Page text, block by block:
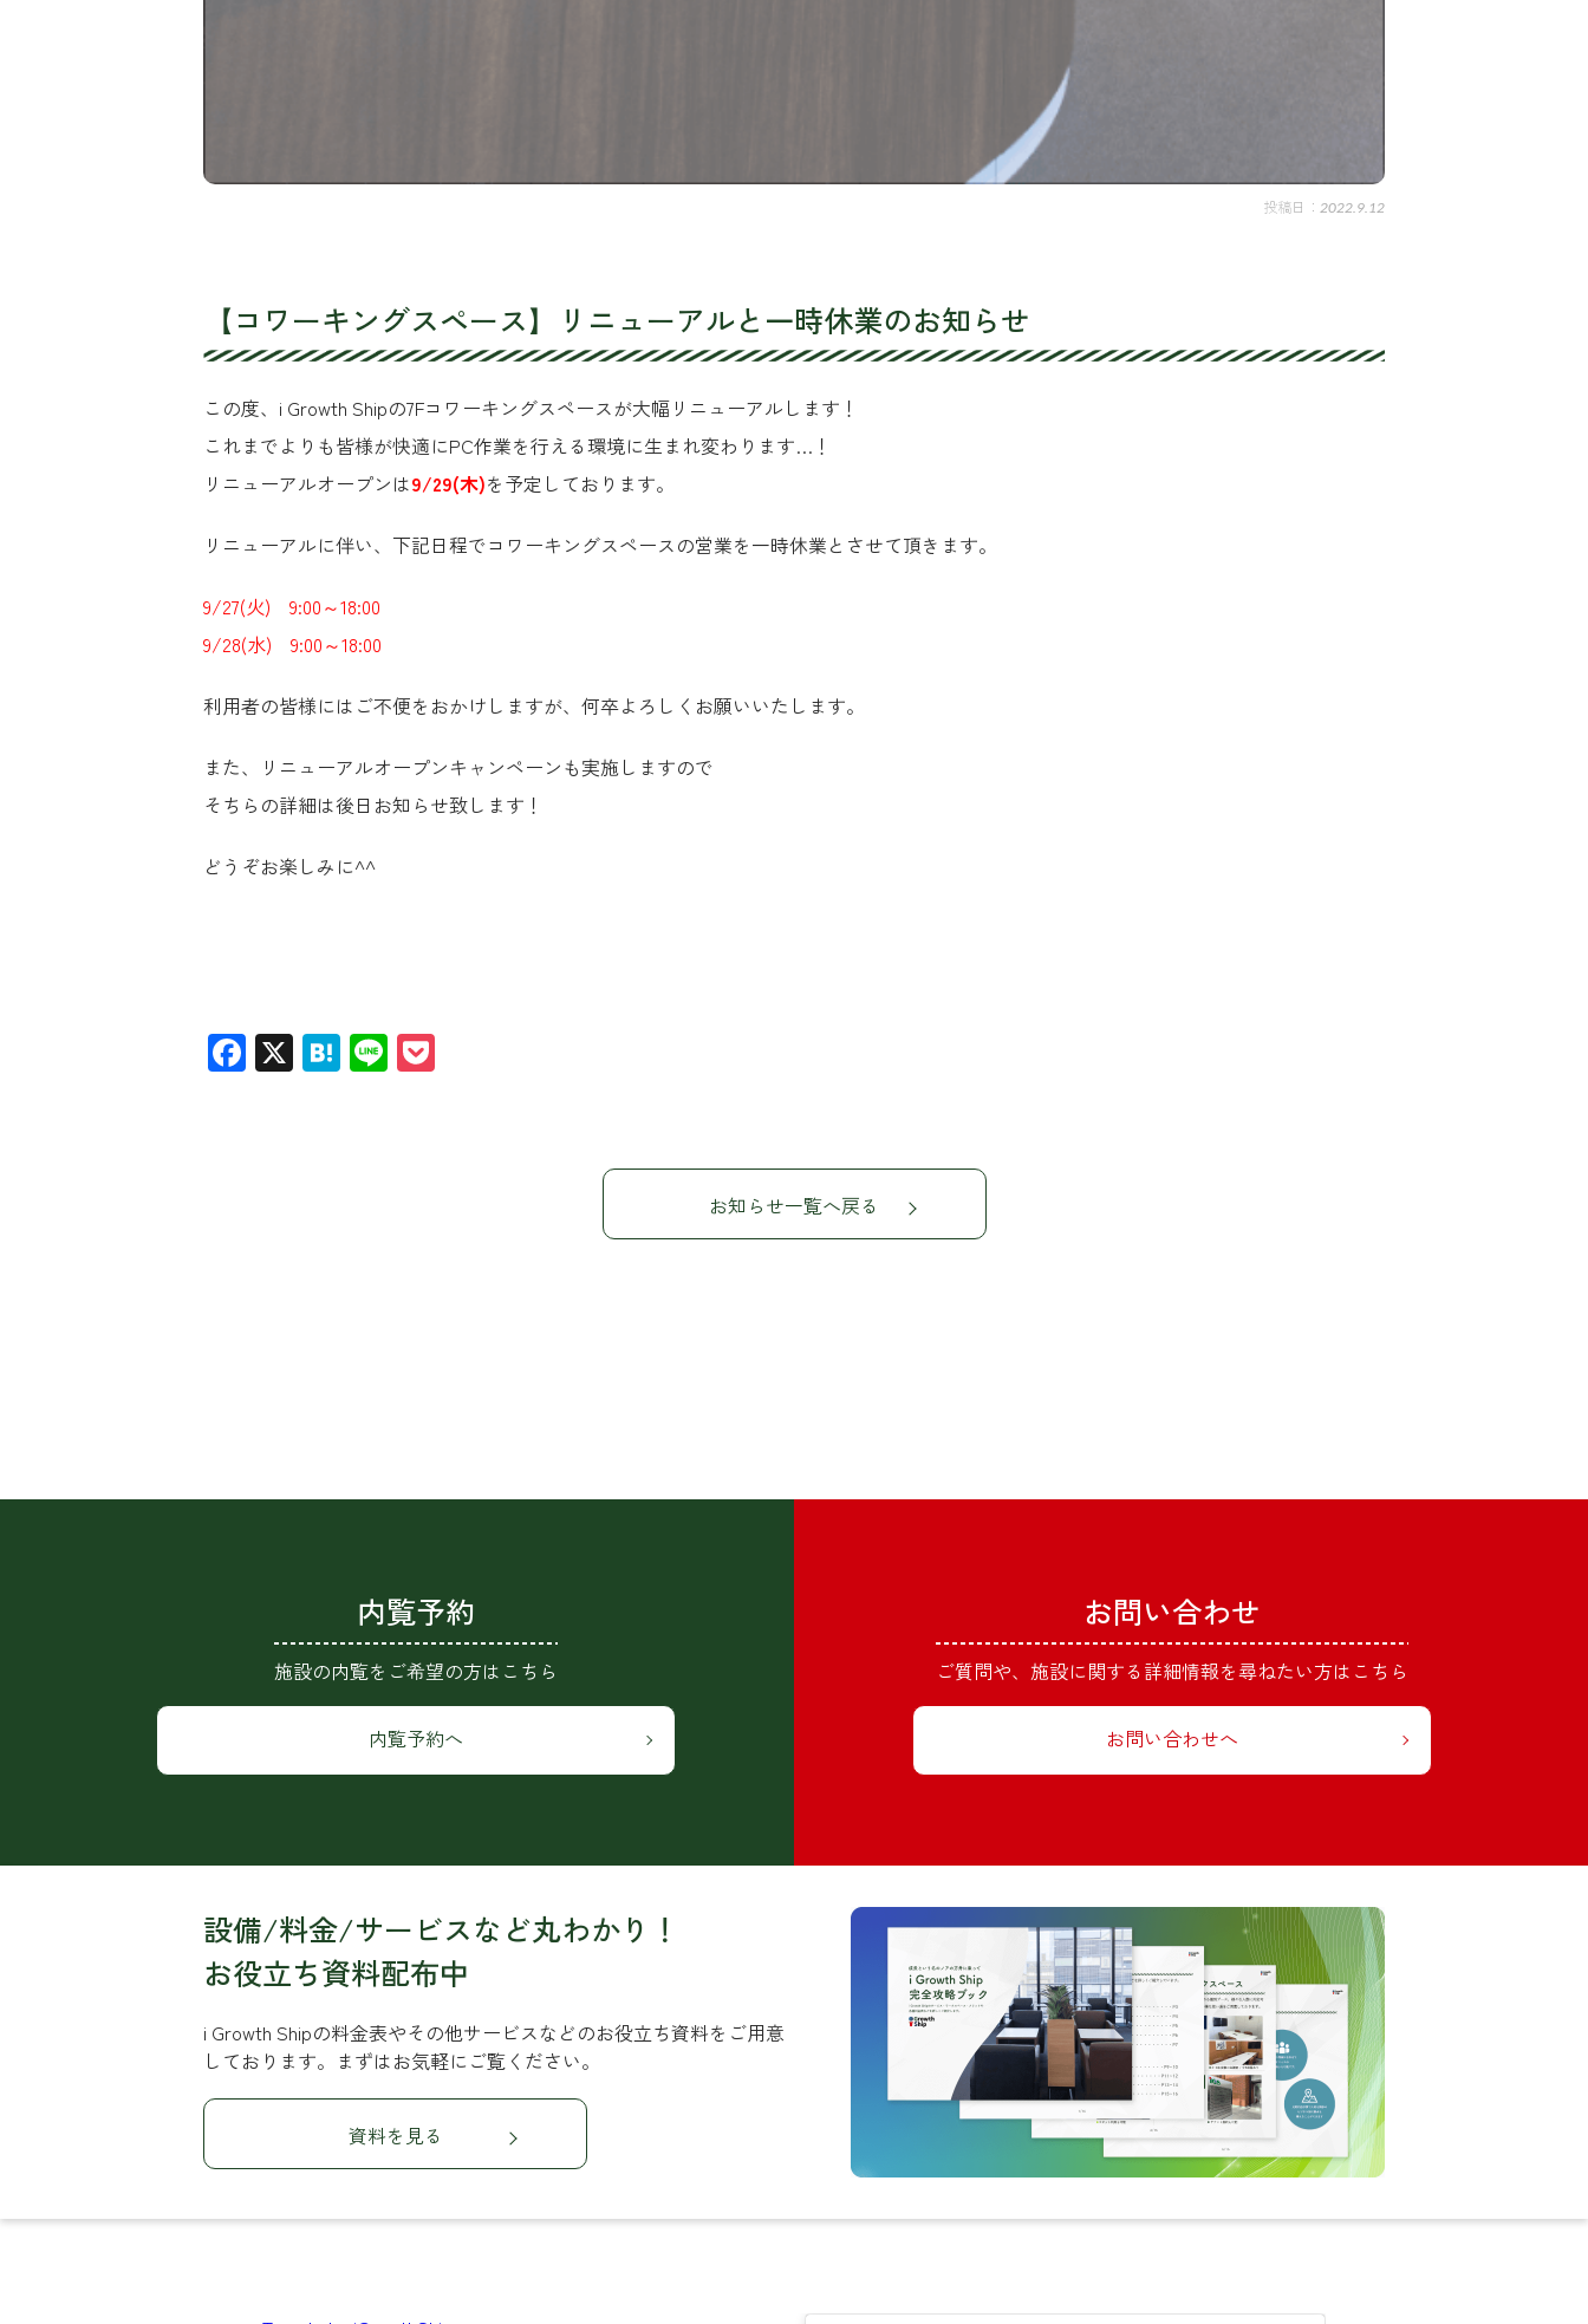
2022.9.12
【コワーキングスペース】リニューアルと一時休業のお知らせ
この度、i Growth Shipの7Fコワーキングスペースが大幅リニューアルします！
これまでよりも皆様が快適にPC作業を行える環境に生まれ変わります…！
リニューアルオープンは9/29(木)を予定しております。
リニューアルに伴い、下記日程でコワーキングスペースの営業を一時休業とさせて頂きます。
9/27(火) 9:00～18:00
9/28(水) 9:00～18:00
利用者の皆様にはご不便をおかけしますが、何卒よろしくお願いいたします。
また、リニューアルオープンキャンペーンも実施しますので
そちらの詳細は後日お知らせ致します！
どうぞお楽しみに^^
Facebook
X Hatena
Line
お知らせ一覧へ戻る
内覧予約
施設の内覧をご希望の方はこちら
内覧予約へ
お問い合わせ
ご質問や、施設に関する詳細情報を尋ねたい方はこちら
お問い合わせへ
設備/料金/サービスなど丸わかり！
お役立ち資料配布中
i Growth Shipの料金表やその他サービスなどのお役立ち資料をご用意
しております。まずはお気軽にご覧ください。
資料を見る